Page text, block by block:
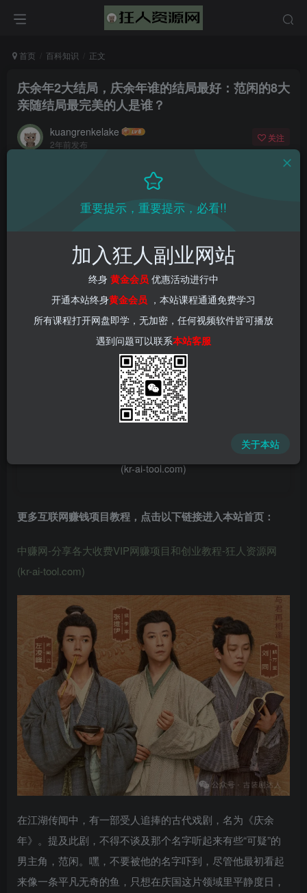
首页 百科知识 正文
庆余年2大结局，庆余年谁的结局最好：范闲的8大
亲随结局最完美的人是谁？
kuangrenkelake
2年前发布
关注
📌 1000➕互联网副业项目教程，更多网赚项目，点击以下
链接进入本站首页：
中赚网 - 分享各大收费VIP网赚项目和创业教程 - 狂人资源
(kr-ai-tool.com)
更多互联网赚钱项目教程，点击以下链接进入本站首页 ：
中赚网-分享各大收费VIP网赚项目和创业教程-狂人资源网
(kr-ai-tool.com)
在江湖传闻中，有一部受人追捧的古代戏剧，名为《庆余
年》。提及此剧，不得不谈及那个名字听起来有些“可疑”的
男主角，范闲。嘿，不要被他的名字吓到，尽管他最初看起
来像一条平凡无奇的鱼，只想在庆国这片领域里平静度日，
重要提示，重要提示，必看!!
加入狂人副业网站
终身 黄金会员 优惠活动进行中
开通本站终身黄金会员 ，本站课程通通免费学习
所有课程打开网盘即学，无加密，任何视频软件皆可播放
遇到问题可以联系本站客服
关于本站